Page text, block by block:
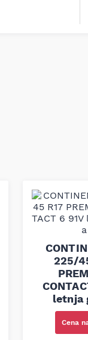
225/
letnja
Cena